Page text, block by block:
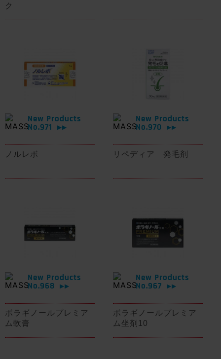
ク
New Products
No.971
▶▶
ノルレボ
New Products
No.970
▶▶
リペディア 発毛剤
New Products
No.968
▶▶
ボラギノールプレミア
ム軟膏
New Products
No.967
▶▶
ボラギノールプレミア
ム坐剤10